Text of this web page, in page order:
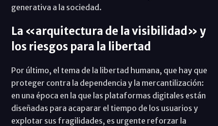
generativa a la sociedad.
La «arquitectura de la visibilidad» y
los riesgos para la libertad
Por último, el tema de la libertad humana, que hay que
proteger contra la dependencia y la mercantilización:
en una época en la que las plataformas digitales están
diseñadas para acaparar el tiempo de los usuarios y
explotar sus fragilidades, es urgente reforzar la